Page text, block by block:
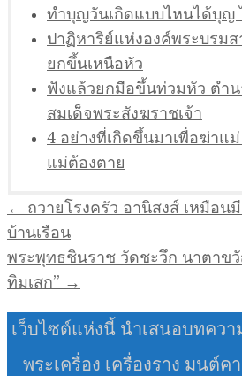
ทำบุญวันเกิดแบบไหนได้บุญ
ปาฏิหาริย์แห่งองค์พระบรม
ยกขึ้นเหนือหัว
ฟังแล้วยกมือขึ้นท่วมหัว ตำ
สมเด็จพระสังฆราชเจ้า
4 อย่างที่เกิดขึ้นมาเพื่อฆ่าแ
แม่ต้องตาย
แนะแนว
เรื่อง
← ถวายโรงครัว อานิสงส์ เหมือน
บ้านเรือน
พระพุทธชินราช วัดชะวึก นาตาข
ทิมเสก” →
เว็บไซต์แห่งนี้ นำเสนอบทควา
พระเครื่อง เครื่องราง มนต์ค